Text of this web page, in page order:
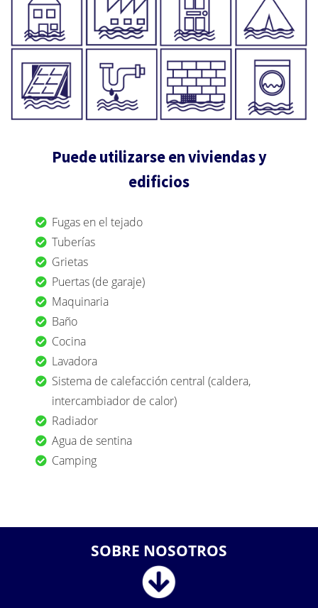
Puede utilizarse en viviendas y
edificios
Fugas en el tejado
Tuberías
Grietas
Puertas (de garaje)
Maquinaria
Baño
Cocina
Lavadora
Sistema de calefacción central (caldera,
intercambiador de calor)
Radiador
Agua de sentina
Camping
SOBRE NOSOTROS